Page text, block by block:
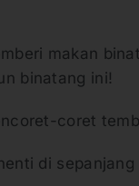
makan
binatang ini!
coret
di sepanjang